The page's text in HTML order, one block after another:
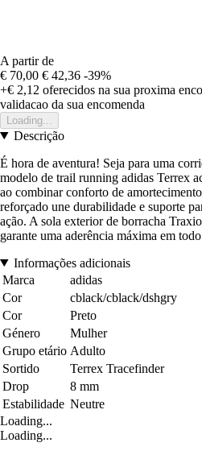
A partir de
€ 70,00 € 42,36 -39%
+€ 2,12 oferecidos na sua proxima
validacao da sua encomenda
Loading...
Descrição
É hora de aventura! Seja para uma
modelo de trail running adidas Terrex
ao combinar conforto de
reforçado une durabilidade e suporte
ação. A sola exterior de borracha
garante uma aderência máxima em
Informações adicionais
Marca
adidas
Cor
cblack/cblack/dshgry
Cor
Preto
Género
Mulher
Grupo etário Adulto
Sortido
Terrex Tracefinder
Drop
8 mm
Estabilidade Neutre
Loading...
Loading...